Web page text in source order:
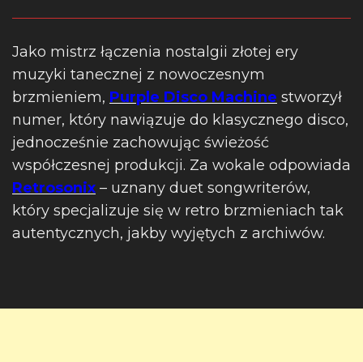
Jako mistrz łączenia nostalgii złotej ery
muzyki tanecznej z nowoczesnym
brzmieniem, Purple Disco Machine stworzył
numer, który nawiązuje do klasycznego disco,
jednocześnie zachowując świeżość
współczesnej produkcji. Za wokale odpowiada
Retrosonix – uznany duet songwriterów,
który specjalizuje się w retro brzmieniach tak
autentycznych, jakby wyjętych z archiwów.